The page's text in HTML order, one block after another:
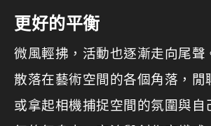
更好的平衡
微風輕拂，活動也逐漸走向尾聲
散落在藝術空間的各個角落，閒
或拿起相機捕捉空間的氛圍與自